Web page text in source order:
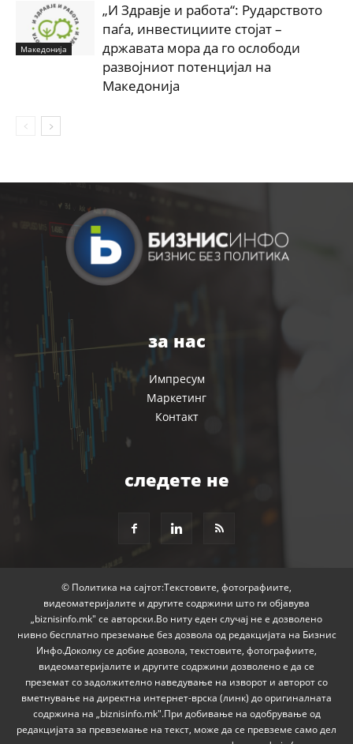
Македонија
„И Здравје и работа“: Рударството
паѓа, инвестициите стојат –
државата мора да го ослободи
развојниот потенцијал на
Македонија
за нас
Импресум
Маркетинг
Контакт
следете не
© Политика на сајтот:Текстовите, фотографиите,
видеоматеријалите и другите содржини што ги објавува
„biznisinfo.mk" се авторски.Во ниту еден случај не е дозволено
нивно бесплатно преземање без дозвола од редакцијата на Бизнис
Инфо.Доколку се добие дозвола, текстовите, фотографиите,
видеоматеријалите и другите содржини дозволено е да се
преземат со задолжително наведување на изворот и авторот со
вметнување на директна интернет-врска (линк) до оригиналната
содржина на „biznisinfo.mk".При добивање на одобрување од
редакцијата за превземање на текст, може да се превземе само дел